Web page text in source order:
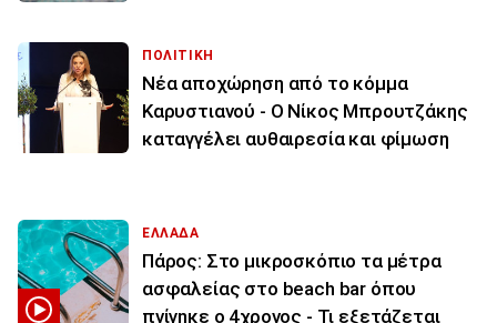
ΠΟΛΙΤΙΚΗ
Νέα αποχώρηση από το κόμμα
Καρυστιανού - Ο Νίκος Μπρουτζάκης
καταγγέλει αυθαιρεσία και φίμωση
ΕΛΛΑΔΑ
Πάρος: Στο μικροσκόπιο τα μέτρα
ασφαλείας στο beach bar όπου
πνίγηκε ο 4χρονος - Τι εξετάζεται